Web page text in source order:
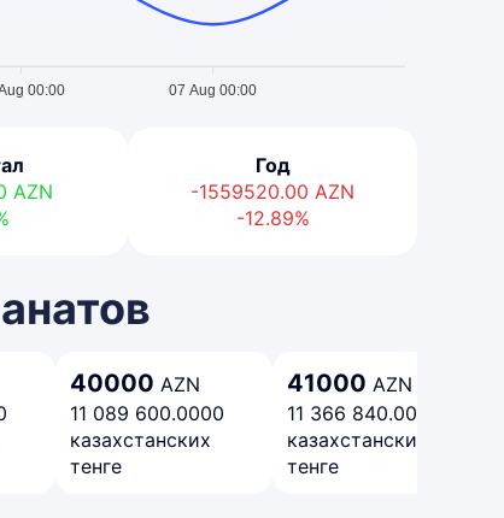
00:00 07 Aug 00:00
AZN
Год
-1559520.00 AZN
-12.89%
40000 AZN
11 089 600.0000
казахстанских
тенге
41000 AZN
11 366 840.0000
казахстанских
тенге